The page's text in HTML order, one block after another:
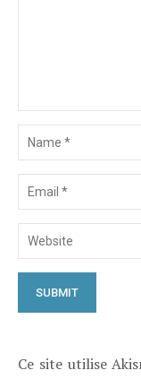
Ce site utilise